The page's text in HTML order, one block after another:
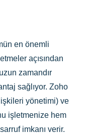
en önemli
açısından
zamandır
sağlıyor. Zoho
yönetimi) ve
işletmenize hem
imkanı verir.